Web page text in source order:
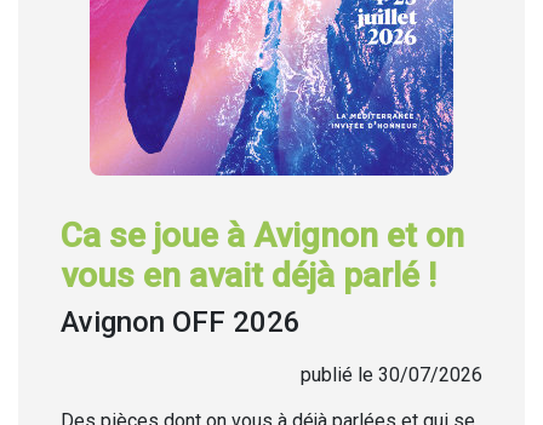
Ca se joue à Avignon et on
vous en avait déjà parlé !
Avignon OFF 2026
publié le 30/07/2026